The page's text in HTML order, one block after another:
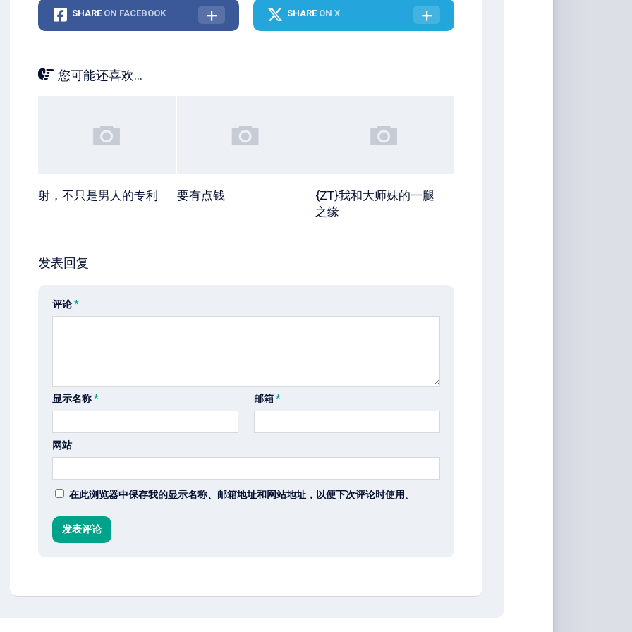
SHARE ON FACEBOOK SHARE ON X
您可能还喜欢...
射，不只是男人的专利 要有点钱
{ZT}我和大师妹的一腿
之缘
发表回复
评论*
显示名称* 邮箱*
网站
在此浏览器中保存我的显示名称、邮箱地址和网站地址，以便下次评论时使用。